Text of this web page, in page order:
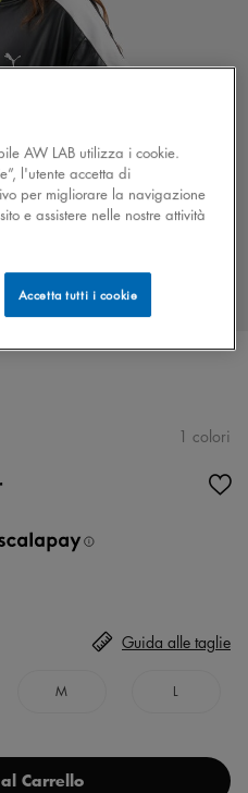
1 colori
M L
Guida alle taglie
Carrello
AW LAB utilizza i cookie.
l'utente accetta di
per migliorare la navigazione
e assistere nelle nostre attività
Accetta tutti i cookie